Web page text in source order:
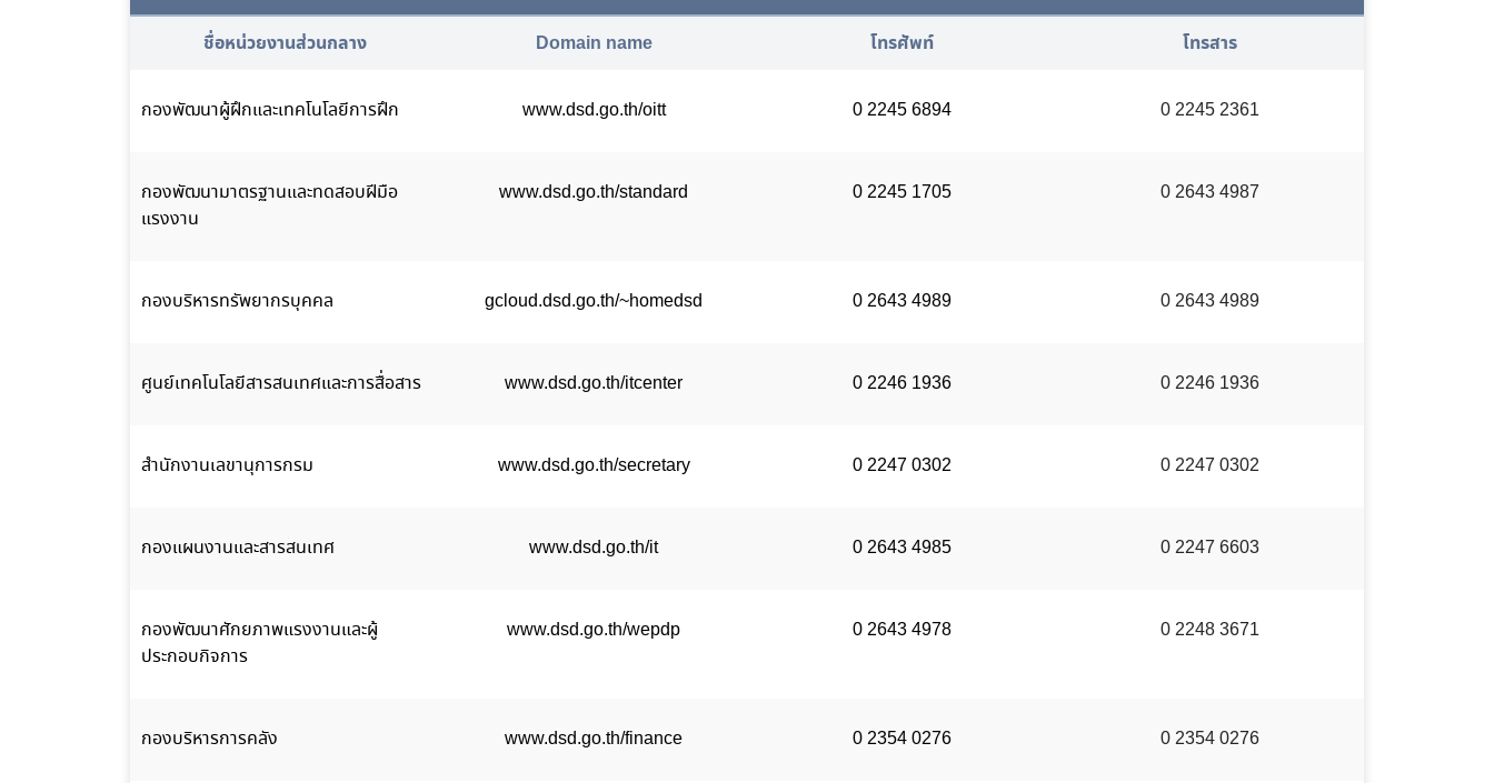
ชื่อหน่วยงานส่วนกลาง Domain name โทรศัพท์ โทรสาร
กองพัฒนาผู้ฝึกและเทคโนโลยีการฝึก www.dsd.go.th/oitt 0 2245 6894 0 2245 2361
กองพัฒนามาตรฐานและทดสอบฝีมือ
แรงงาน
www.dsd.go.th/standard 0 2245 1705 0 2643 4987
กองบริหารทรัพยากรบุคคล gcloud.dsd.go.th/~homedsd 0 2643 4989 0 2643 4989
ศูนย์เทคโนโลยีสารสนเทศและการสื่อสาร www.dsd.go.th/itcenter 0 2246 1936 0 2246 1936
สำนักงานเลขานุการกรม www.dsd.go.th/secretary 0 2247 0302 0 2247 0302
กองแผนงานและสารสนเทศ www.dsd.go.th/it 0 2643 4985 0 2247 6603
กองพัฒนาศักยภาพแรงงานและผู้
ประกอบกิจการ
www.dsd.go.th/wepdp 0 2643 4978 0 2248 3671
กองบริหารการคลัง www.dsd.go.th/finance 0 2354 0276 0 2354 0276